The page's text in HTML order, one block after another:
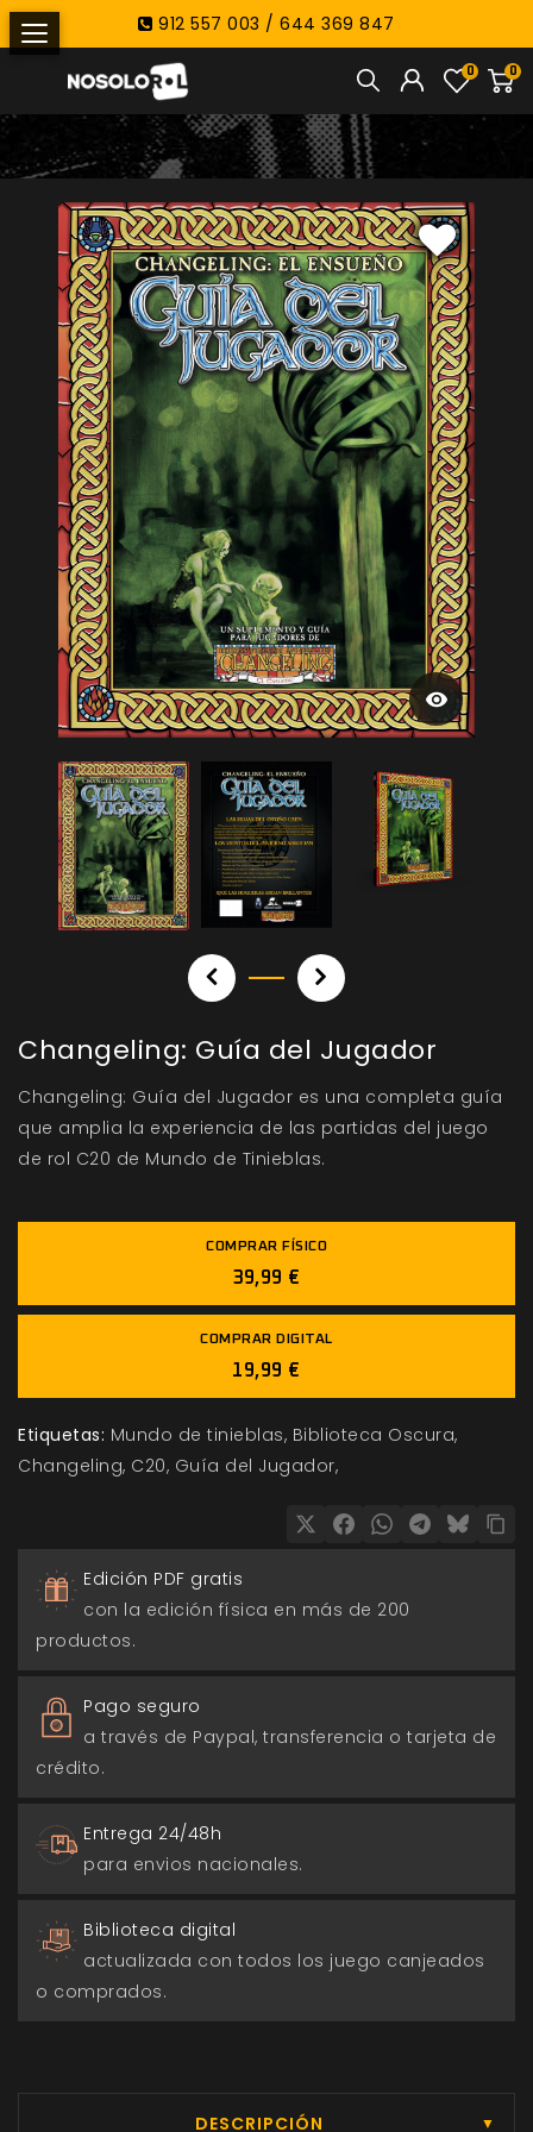
912 557 003 / 644 369 847
0
0
Changeling: Guía del Jugador
Changeling: Guía del Jugador es una completa guía
que amplia la experiencia de las partidas del juego
de rol C20 de Mundo de Tinieblas.
COMPRAR FÍSICO
39,99 €
COMPRAR DIGITAL
19,99 €
Etiquetas: Mundo de tinieblas Biblioteca Oscura
Changeling C20 Guía del Jugador
Edición PDF gratis
con la edición física en más de 200
productos.
Pago seguro
a través de Paypal, transferencia o tarjeta de
crédito.
Entrega 24/48h
para envios nacionales.
Biblioteca digital
actualizada con todos los juego canjeados
o comprados.
DESCRIPCIÓN ▼